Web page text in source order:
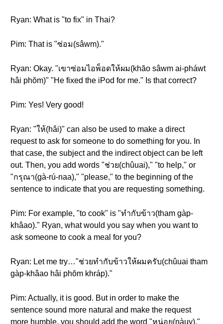
Ryan: What is "to fix" in Thai?
Pim: That is "ซ่อม(sâwm)."
Ryan: Okay. "เขาซ่อมไอพ็อดให้ผม(khăo sâwm ai-pháwt
hâi phŏm)" "He fixed the iPod for me." Is that correct?
Pim: Yes! Very good!
Ryan: "ให้(hâi)" can also be used to make a direct
request to ask for someone to do something for you. In
that case, the subject and the indirect object can be left
out. Then, you add words "ช่วย(chûuai)," "to help," or
"กรุณา(gà-rú-naa)," "please," to the beginning of the
sentence to indicate that you are requesting something.
Pim: For example, "to cook" is "ทำกับข้าว(tham gàp-
khâao)." Ryan, what would you say when you want to
ask someone to cook a meal for you?
Ryan: Let me try…"ช่วยทำกับข้าวให้ผมครับ(chûuai tham
gàp-khâao hâi phŏm khráp)."
Pim: Actually, it is good. But in order to make the
sentence sound more natural and make the request
more humble, you should add the word "หน่อย(nàuy),"